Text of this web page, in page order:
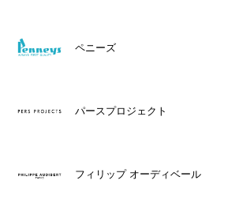
ペニーズ
パースプロジェクト
フィリップ オーディベール